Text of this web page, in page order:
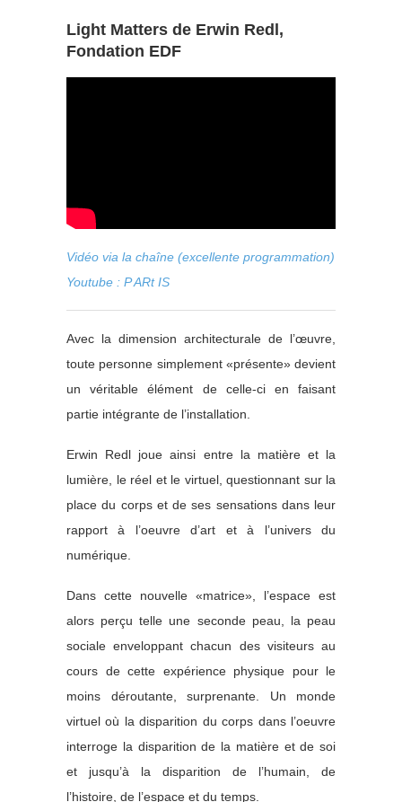
Light Matters de Erwin Redl,
Fondation EDF
Vidéo via la chaîne (excellente programmation)
Youtube : P ARt IS
Avec la dimension architecturale de l’œuvre,
toute personne simplement «présente» devient
un véritable élément de celle-ci en faisant
partie intégrante de l’installation.
Erwin Redl joue ainsi entre la matière et la
lumière, le réel et le virtuel, questionnant sur la
place du corps et de ses sensations dans leur
rapport à l’oeuvre d’art et à l’univers du
numérique.
Dans cette nouvelle «matrice», l’espace est
alors perçu telle une seconde peau, la peau
sociale enveloppant chacun des visiteurs au
cours de cette expérience physique pour le
moins déroutante, surprenante. Un monde
virtuel où la disparition du corps dans l’oeuvre
interroge la disparition de la matière et de soi
et jusqu’à la disparition de l’humain, de
l’histoire, de l’espace et du temps.